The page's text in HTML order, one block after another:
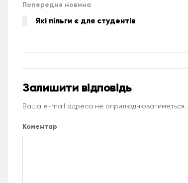
Попередня новина
Які пільги є для студентів
Залишити відповідь
Ваша e-mail адреса не оприлюднюватиметься.
Коментар